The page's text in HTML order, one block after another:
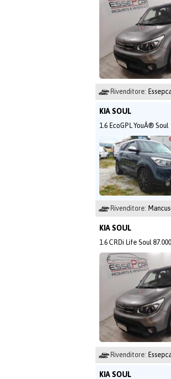
Rivenditore:
KIA SOUL
1.6 EcoGPL YouÂ® Soul
Rivenditore:
KIA SOUL
1.6 CRDi Life Soul
Rivenditore:
KIA SOUL